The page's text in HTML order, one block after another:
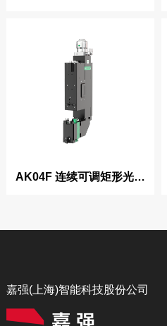
AK04F 连续可调矩形光斑
嘉强(上海)智能科技股份公司